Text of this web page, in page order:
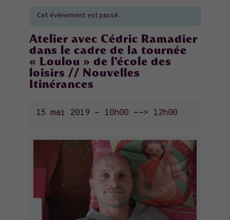
Cet évènement est passé.
Atelier avec Cédric Ramadier
dans le cadre de la tournée
« Loulou » de l’école des
loisirs // Nouvelles
Itinérances
15 mai 2019 - 10h00 --> 12h00